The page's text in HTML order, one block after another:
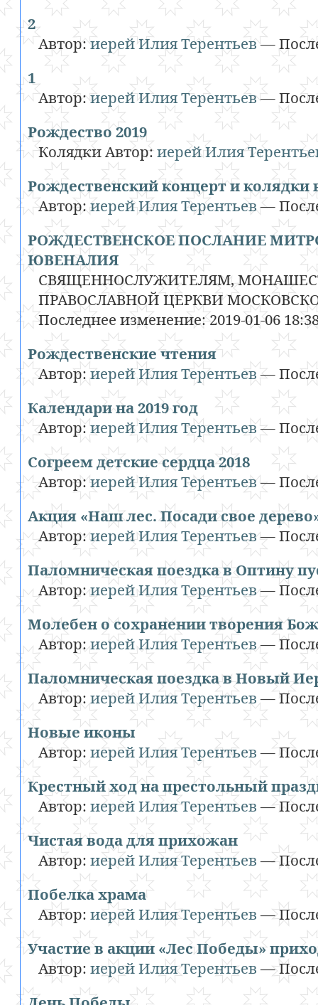
2
Автор:иерей Илия Терентьев—
1
Автор:иерей Илия Терентьев—
Рождество 2019
КолядкиАвтор:иерей Илия
Рождественский концерт и колядки
Автор:иерей Илия Терентьев—
РОЖДЕСТВЕНСКОЕ ПОСЛАНИЕ
ЮВЕНАЛИЯ
СВЯЩЕННОСЛУЖИТЕЛЯМ,
ПРАВОСЛАВНОЙ ЦЕРКВИ
Последнее изменение:2019-01-06
Рождественские чтения
Автор:иерей Илия Терентьев —
Календари на 2019 год
Автор:иерей Илия Терентьев —
Согреем детские сердца 2018
Автор:иерей Илия Терентьев —
Акция «Наш лес. Посади свое
Автор:иерей Илия Терентьев —
Паломническая поездка в Оптину
Автор:иерей Илия Терентьев—
Молебен о сохранении творения
Автор:иерей Илия Терентьев —
Паломническая поездка в Новый
Автор:иерей Илия Терентьев —
Новые иконы
Автор:иерей Илия Терентьев —
Крестный ход на престольный
Автор:иерей Илия Терентьев —
Чистая вода для прихожан
Автор:иерей Илия Терентьев —
Побелка храма
Автор:иерей Илия Терентьев —
Участие в акции «Лес Победы»
Автор:иерей Илия Терентьев —